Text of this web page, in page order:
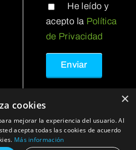
He leído y
acepto la Política
de Privacidad
Pirineus • Web desarrollada
• Política de Privacidad
×
cookies
mejorar la experiencia del usuario. Al
acepta todas las cookies de acuerdo
Más información